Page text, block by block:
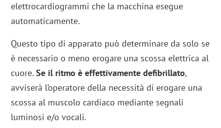
elettrocardiogrammi che la macchina esegue
automaticamente.
Questo tipo di apparato può determinare da solo se
è necessario o meno erogare una scossa elettrica al
cuore.Se il ritmo è effettivamente defibrillato,
avviserà l’operatore della necessità di erogare una
scossa al muscolo cardiaco mediante segnali
luminosi e/o vocali.